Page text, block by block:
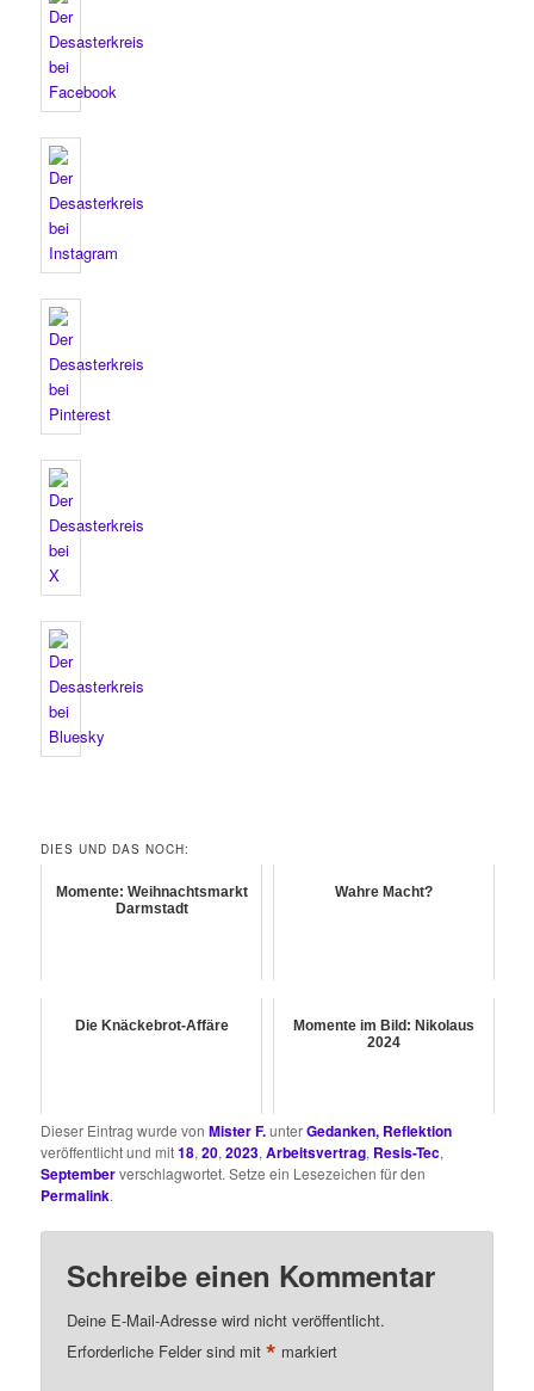
DIES UND DAS NOCH:
Momente: Weihnachtsmarkt
Darmstadt
Wahre Macht?
Die Knäckebrot-Affäre
Momente im Bild: Nikolaus
2024
Dieser Eintrag wurde vonMister F.unterGedanken, Reflektion
veröffentlicht und mit18,20,2023,Arbeitsvertrag, Resis-Tec,
Septemberverschlagwortet. Setze ein Lesezeichen für den
Permalink.
Schreibe einen Kommentar
Deine E-Mail-Adresse wird nicht veröffentlicht.
Erforderliche Felder sind mit* markiert